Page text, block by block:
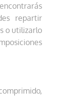
repartir
o utilizarlo